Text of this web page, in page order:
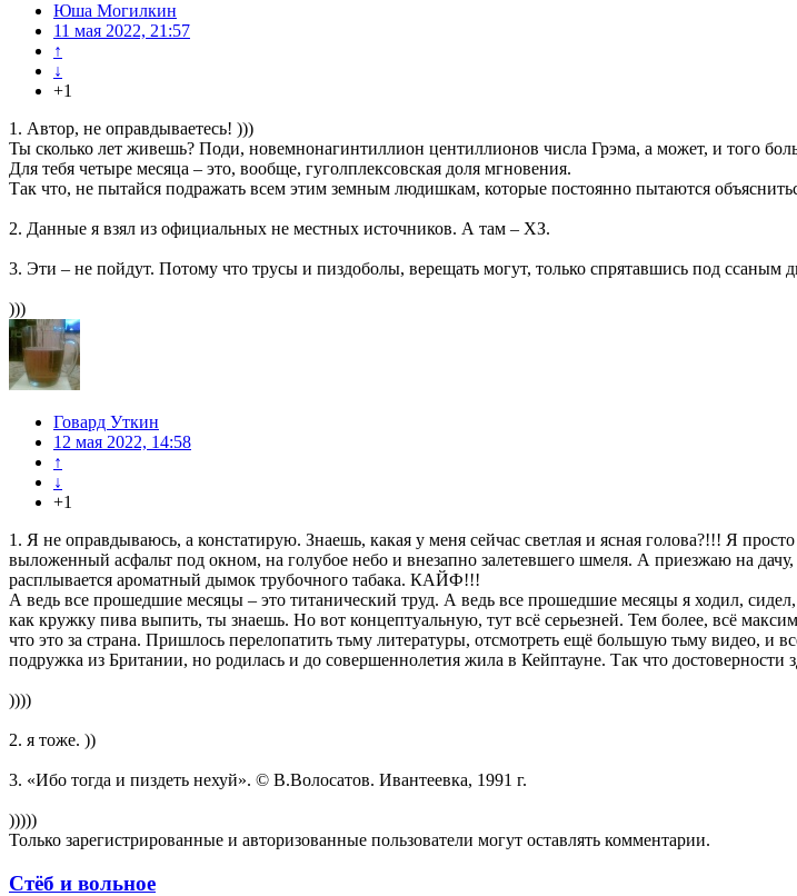
Юша Могилкин
11 мая 2022, 21:57
↑
↓
+1
1. Автор, не оправдываетесь! )))
Ты сколько лет живешь? Поди, новемнонагинтиллион центиллионов числа Грэма, а может, и того
Для тебя четыре месяца – это, вообще, гуголплексовская доля мгновения.
Так что, не пытайся подражать всем этим земным людишкам, которые постоянно пытаются
2. Данные я взял из официальных не местных источников. А там – ХЗ.
3. Эти – не пойдут. Потому что трусы и пиздоболы, верещать могут, только спрятавшись под ссаным
)))
Говард Уткин
12 мая 2022, 14:58
↑
↓
+1
1. Я не оправдываюсь, а констатирую. Знаешь, какая у меня сейчас светлая и ясная голова?!!! Я
выложенный асфальт под окном, на голубое небо и внезапно залетевшего шмеля. А приезжаю на
расплывается ароматный дымок трубочного табака. КАЙФ!!!
А ведь все прошедшие месяцы – это титанический труд. А ведь все прошедшие месяцы я ходил,
как кружку пива выпить, ты знаешь. Но вот концептуальную, тут всё серьезней. Тем более, всё
что это за страна. Пришлось перелопатить тьму литературы, отсмотреть ещё большую тьму видео,
подружка из Британии, но родилась и до совершеннолетия жила в Кейптауне. Так что достоверности
))))
2. я тоже. ))
3. «Ибо тогда и пиздеть нехуй». © В.Волосатов. Ивантеевка, 1991 г.
)))))
Только зарегистрированные и авторизованные пользователи могут оставлять комментарии.
Стёб и вольное